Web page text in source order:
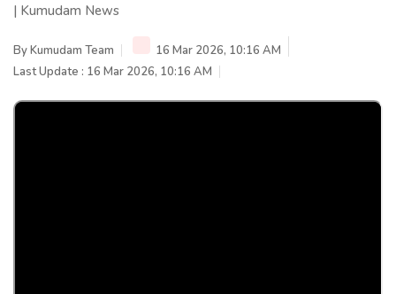
| Kumudam News
ByKumudam Team
16 Mar 2026, 10:16 AM
Last Update : 16 Mar 2026, 10:16 AM